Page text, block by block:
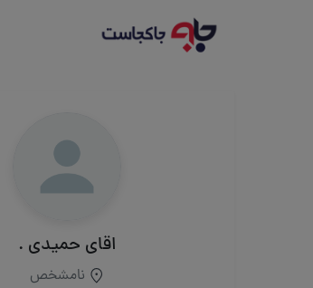
اقای حمیدی .
نامشخص